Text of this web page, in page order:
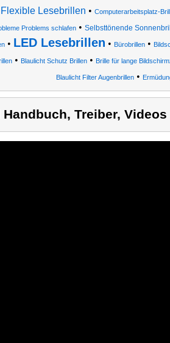
Flexible Lesebrillen • Computerarbeitsplatz-
Problems schlafen • Selbsttönende
• LED Lesebrillen • Bürobrillen•
• Blaulicht Schutz Brillen • Brille für lange
Blaulicht Filter Augenbrillen•
Treiber, Videos